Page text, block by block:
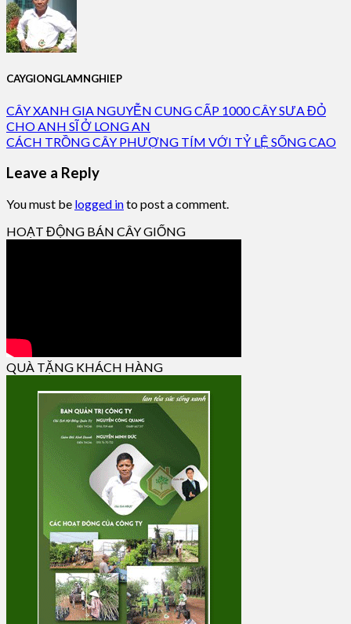
CAYGIONGLAMNGHIEP
CÂY XANH GIA NGUYỄN CUNG CẤP 1000 CÂY SƯA ĐỎ
CHO ANH SĨ Ở LONG AN
CÁCH TRỒNG CÂY PHƯỢNG TÍM VỚI TỶ LỆ SỐNG CAO
Leave a Reply
You must be logged into post a comment.
HOẠT ĐỘNG BÁN CÂY GIỐNG
QUÀ TẶNG KHÁCH HÀNG